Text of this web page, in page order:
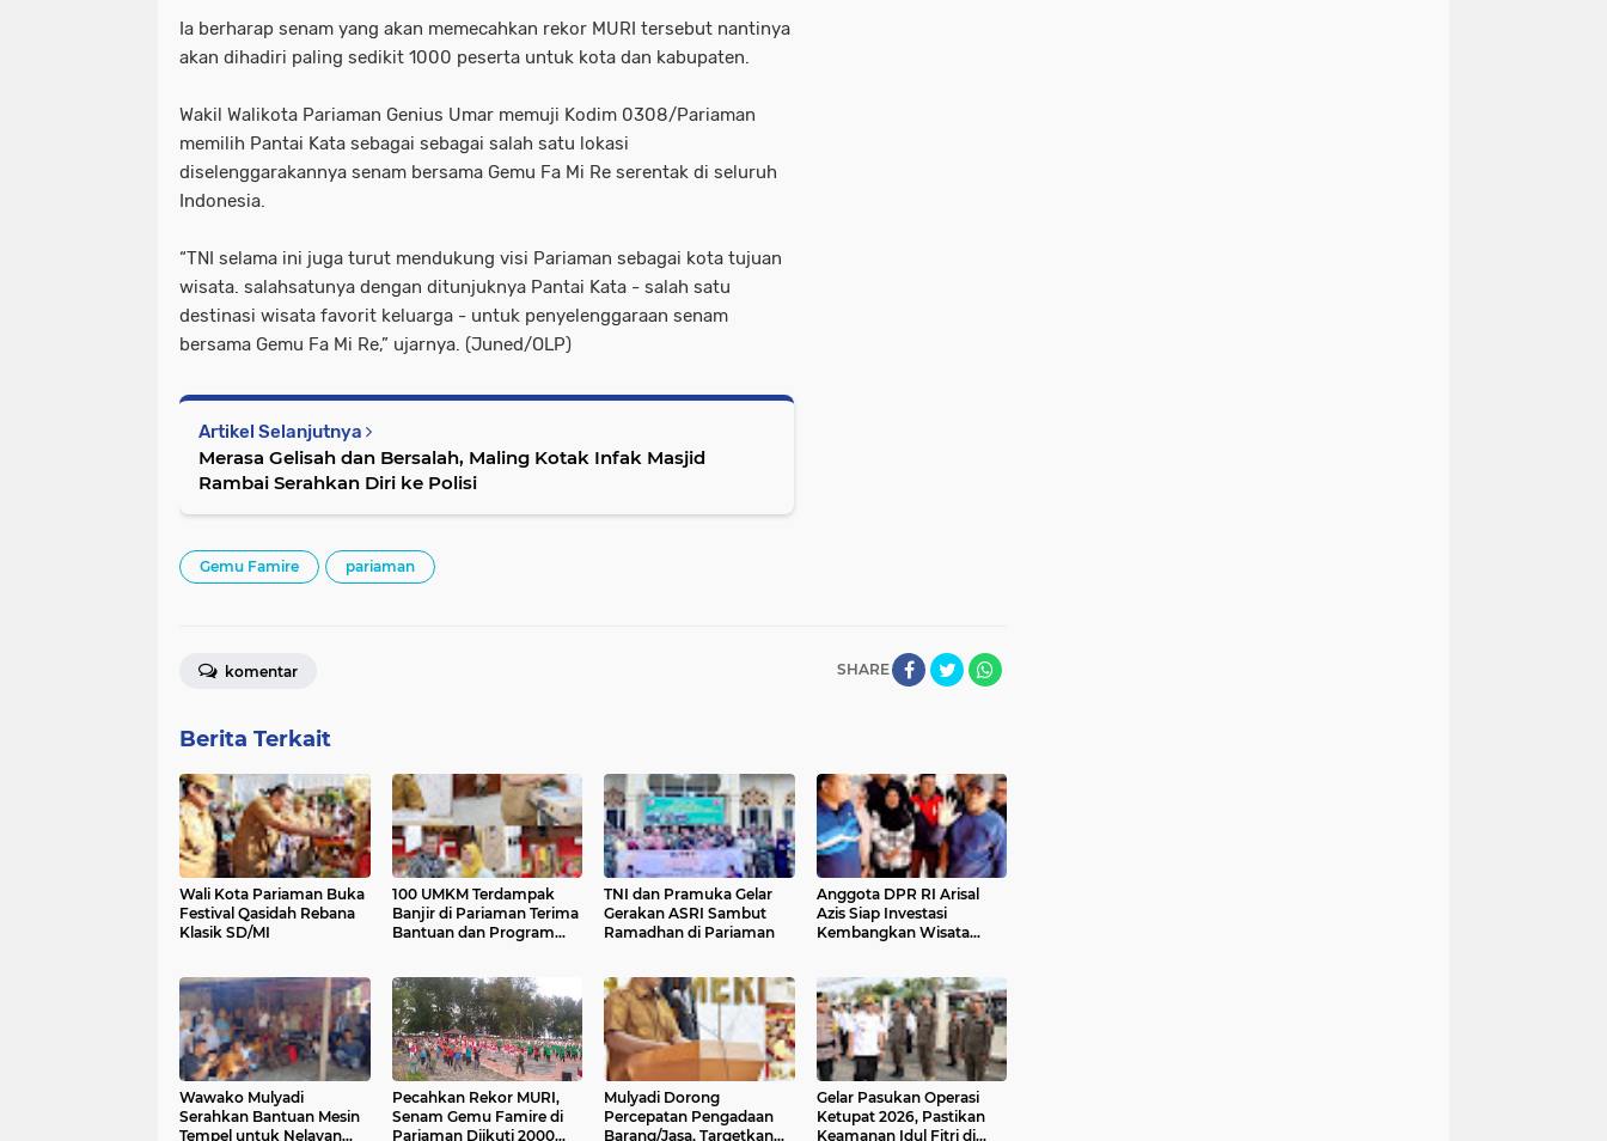
Ia berharap senam yang akan memecahkan rekor MURI tersebut nantinya
akan dihadiri paling sedikit 1000 peserta untuk kota dan kabupaten.
Wakil Walikota Pariaman Genius Umar memuji Kodim 0308/Pariaman
memilih Pantai Kata sebagai sebagai salah satu lokasi
diselenggarakannya senam bersama Gemu Fa Mi Re serentak di seluruh
Indonesia.
“TNI selama ini juga turut mendukung visi Pariaman sebagai kota tujuan
wisata. salahsatunya dengan ditunjuknya Pantai Kata - salah satu
destinasi wisata favorit keluarga - untuk penyelenggaraan senam
bersama Gemu Fa Mi Re,” ujarnya. (Juned/OLP)
Artikel Selanjutnya
Merasa Gelisah dan Bersalah, Maling Kotak Infak Masjid
Rambai Serahkan Diri ke Polisi
Gemu Famire pariaman
SHARE
komentar
Berita Terkait
Wali Kota Pariaman Buka
Festival Qasidah Rebana
Klasik SD/MI
100 UMKM Terdampak
Banjir di Pariaman Terima
Bantuan dan Program
TNI dan Pramuka Gelar
Gerakan ASRI Sambut
Ramadhan di Pariaman
Anggota DPR RI Arisal
Azis Siap Investasi
Kembangkan Wisata
Wawako Mulyadi
Serahkan Bantuan Mesin
Tempel untuk Nelayan
Pecahkan Rekor MURI,
Senam Gemu Famire di
Pariaman Diikuti 2000
Mulyadi Dorong
Percepatan Pengadaan
Barang/Jasa, Targetkan
Gelar Pasukan Operasi
Ketupat 2026, Pastikan
Keamanan Idul Fitri di